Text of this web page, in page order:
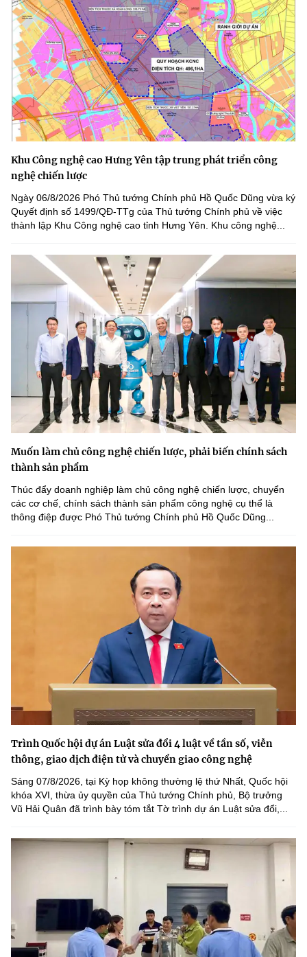
Khu Công nghệ cao Hưng Yên tập trung phát triển công
nghệ chiến lược
Ngày 06/8/2026 Phó Thủ tướng Chính phủ Hồ Quốc Dũng vừa ký
Quyết định số 1499/QĐ-TTg của Thủ tướng Chính phủ về việc
thành lập Khu Công nghệ cao tỉnh Hưng Yên. Khu công nghệ...
Muốn làm chủ công nghệ chiến lược, phải biến chính sách
thành sản phẩm
Thúc đẩy doanh nghiệp làm chủ công nghệ chiến lược, chuyển
các cơ chế, chính sách thành sản phẩm công nghệ cụ thể là
thông điệp được Phó Thủ tướng Chính phủ Hồ Quốc Dũng...
Trình Quốc hội dự án Luật sửa đổi 4 luật về tần số, viễn
thông, giao dịch điện tử và chuyển giao công nghệ
Sáng 07/8/2026, tại Kỳ họp không thường lệ thứ Nhất, Quốc hội
khóa XVI, thừa ủy quyền của Thủ tướng Chính phủ, Bộ trưởng
Vũ Hải Quân đã trình bày tóm tắt Tờ trình dự án Luật sửa đổi,...